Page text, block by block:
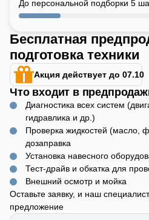
До персональной подборки 5
Бесплатная
подготовка техники
Акция действует до 07.10
Что входит в
Диагностика всех систем
гидравлика и др.)
Проверка жидкостей (масло,
дозаправка
Установка навесного
Тест-драйв и обкатка для
Внешний осмотр и мойка
Оставьте заявку, и наш
предложение